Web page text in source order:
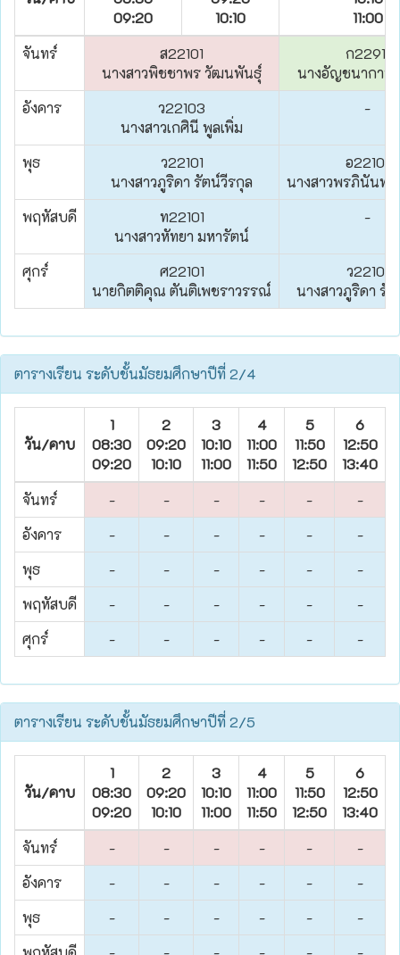
09:20
10:10
11:00
จันทร์
ส22101
นางสาวพิชชาพร วัฒนพันธุ์
ก22911
นางอัญชนากาน
อังคาร
ว22103
นางสาวเกศินี พูลเพิ่ม
-
พุธ
ว22101
นางสาวภูริดา รัตน์วีรกุล
อ22101
นางสาวพรภินันท์
พฤหัสบดี
ท22101
นางสาวหัทยา มหารัตน์
-
ศุกร์
ศ22101
นายกิตติคุณ ตันติเพชราวรรณ์
ว22101
นางสาวภูริดา รั
ตารางเรียน ระดับชั้นมัธยมศึกษาปีที่ 2/4
วัน/คาบ
1
08:30
09:20
2
09:20
10:10
3
10:10
11:00
4
11:00
11:50
5
11:50
12:50
6
12:50
13:40
จันทร์
- - - - -
-
อังคาร
- - - - -
-
พุธ
- - - - -
-
พฤหัสบดี
- - - - -
-
ศุกร์
- - - - - -
ตารางเรียน ระดับชั้นมัธยมศึกษาปีที่ 2/5
วัน/คาบ
1
08:30
09:20
2
09:20
10:10
3
10:10
11:00
4
11:00
11:50
5
11:50
12:50
6
12:50
13:40
จันทร์
- - - - -
-
อังคาร
- - - - -
-
พุธ
- - - - -
-